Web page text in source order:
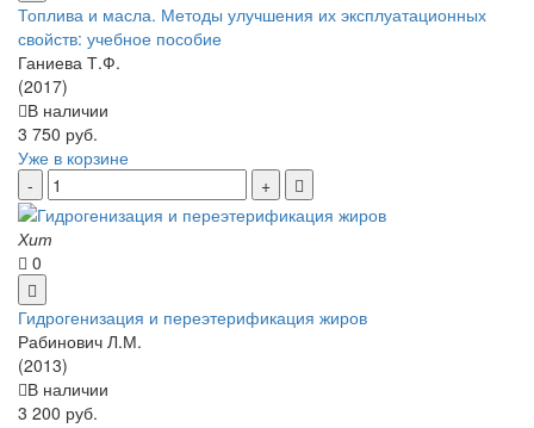
Топлива и масла. Методы улучшения их эксплуатационных
свойств: учебное пособие
Ганиева Т.Ф.
(2017)
В наличии
3 750 руб.
Уже в корзине
Хит
0
Гидрогенизация и переэтерификация жиров
Рабинович Л.М.
(2013)
В наличии
3 200 руб.